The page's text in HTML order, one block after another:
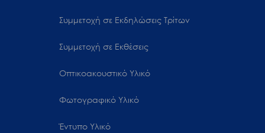
Συμμετοχή σε Εκδηλώσεις Τρίτων
Συμμετοχή σε Εκθέσεις
Οπτικοακουστικό Υλικό
Φωτογραφικό Υλικό
Έντυπο Υλικό